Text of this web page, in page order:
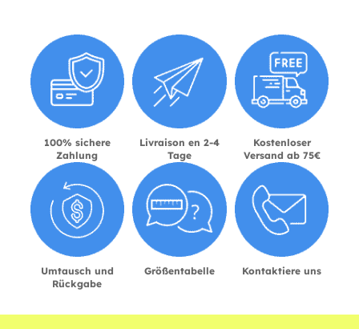
100% sichere
Zahlung
Livraison en 2-4
Tage
Kostenloser
Versand ab 75€
Umtausch und
Rückgabe
Größentabelle Kontaktiere uns